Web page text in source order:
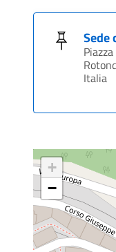
Sede
Italia
+
−